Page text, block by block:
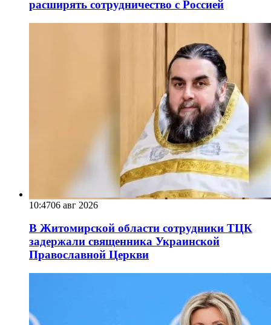
расширять сотрудничество с Россией
10:4706 авг 2026
В Житомирской области сотрудники ТЦК
задержали священника Украинской
Православной Церкви